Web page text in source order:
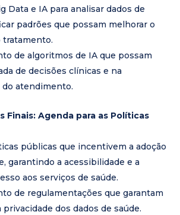
Data e IA para analisar dados de
padrões que possam melhorar o
tratamento.
de algoritmos de IA que possam
de decisões clínicas e na
do atendimento.
Finais: Agenda para as Políticas
públicas que incentivem a adoção
garantindo a acessibilidade e a
aos serviços de saúde.
de regulamentações que garantam
privacidade dos dados de saúde.